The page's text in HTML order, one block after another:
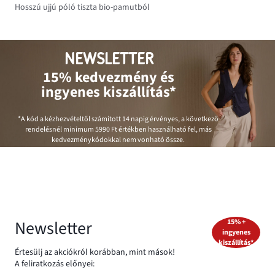
Hosszú ujjú póló tiszta bio-pamutból
NEWSLETTER
15% kedvezmény és
ingyenes kiszállítás*
*A kód a kézhezvételtől számított 14 napig érvényes, a következő
rendelésnél minimum5990 Ftértékben használható fel, más
kedvezménykódokkal nem vonható össze.
Newsletter
Értesülj az akciókról korábban, mint mások!
A feliratkozás előnyei:
15% +
ingyenes
kiszállítás*